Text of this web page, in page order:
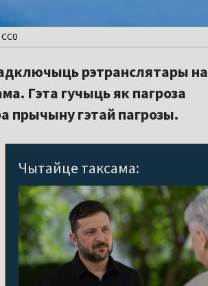
рэтранслятары на
Гэта гучыць як пагроза
прычыну гэтай пагрозы.
Чытайце таксама: